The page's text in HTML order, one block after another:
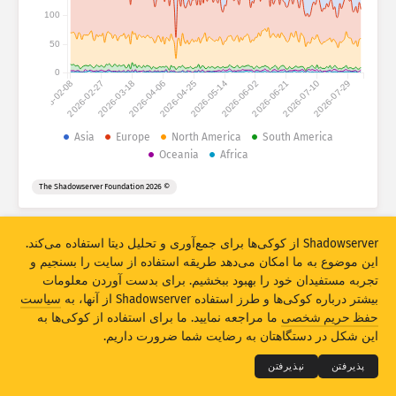
احصائات حملات: دستگاه‌ها
رهنما
کشورها
مجموعه دیتا
همپوشانی
به‌روزکردن بازنشانی
دانلود بصورت PNG
2026-02-082026-02-272026-03-182026-04-062026-04-252026-05-142026-06-022026-06-212026-07-102026-07-29
0
50
100
Asia Europe North America
South America
Oceania
Africa
© 2026 The Shadowserver Foundation
© 2026
THE SHADOWSERVER FOUNDATION
حریم شخصی و ضوابط
تماس با ما امتیازات
Shadowserver از کوکی‌ها برای جمع‌آوری و تحلیل دیتا استفاده می‌کند.
این موضوع به ما امکان می‌دهد طریقه استفاده از سایت را بسنجیم و
تجربه مستفیدان خود را بهبود ببخشیم. برای بدست آوردن معلومات
بیشتر درباره کوکی‌ها و طرز استفاده Shadowserver از آنها، به
سیاست
حفظ حریم شخصی ما مراجعه نمایید. ما برای استفاده از کوکی‌ها به
این شکل در دستگاهتان به رضایت شما ضرورت داریم.
پذیرفتن نپذیرفتن